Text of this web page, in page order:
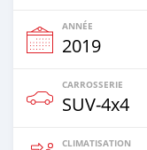
ANNÉE
2019
CARROSSERIE
SUV‒4x4
CLIMATISATION